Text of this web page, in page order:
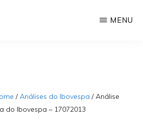
MENU
/ Análises do Ibovespa /Análise
do Ibovespa – 17072013